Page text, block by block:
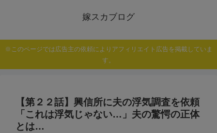
嫁スカブログ
※このページでは広告主の依頼によりアフィリエイト広告を掲載していま
す。
【第２２話】興信所に夫の浮気調査を依頼
「これは浮気じゃない…」夫の驚愕の正体
とは…